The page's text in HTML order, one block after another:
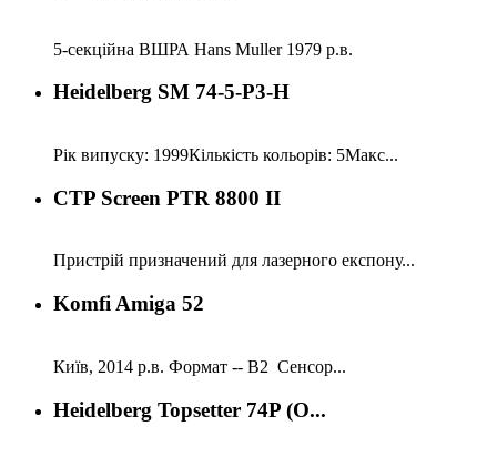
5-секційна ВШРА Hans Muller 1979 р.в.
Heidelberg SM 74-5-P3-H
Рік випуску: 1999Кількість кольорів: 5Макс...
CTP Screen PTR 8800 II
Пристрій призначений для лазерного експону...
Komfi Amiga 52
Київ, 2014 р.в. Формат -- В2 Сенсор...
Heidelberg Topsetter 74P (O...